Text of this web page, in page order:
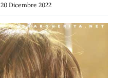
20 Dicembre 2022